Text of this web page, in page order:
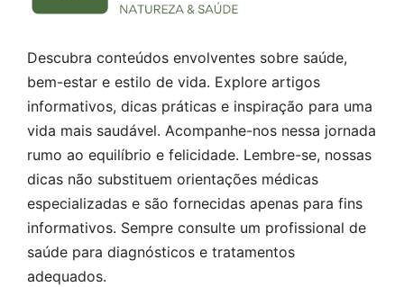
Descubra conteúdos envolventes sobre saúde,
bem-estar e estilo de vida. Explore artigos
informativos, dicas práticas e inspiração para uma
vida mais saudável. Acompanhe-nos nessa jornada
rumo ao equilíbrio e felicidade. Lembre-se, nossas
dicas não substituem orientações médicas
especializadas e são fornecidas apenas para fins
informativos. Sempre consulte um profissional de
saúde para diagnósticos e tratamentos
adequados.